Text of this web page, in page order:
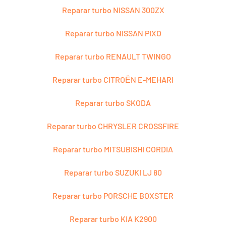
Reparar turbo NISSAN 300ZX
Reparar turbo NISSAN PIXO
Reparar turbo RENAULT TWINGO
Reparar turbo CITROЁN E-MEHARI
Reparar turbo SKODA
Reparar turbo CHRYSLER CROSSFIRE
Reparar turbo MITSUBISHI CORDIA
Reparar turbo SUZUKI LJ 80
Reparar turbo PORSCHE BOXSTER
Reparar turbo KIA K2900